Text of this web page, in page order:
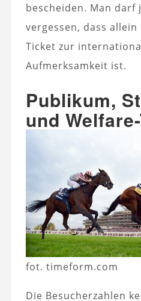
bescheiden. Man darf
vergessen, dass
Ticket zur
Aufmerksamkeit ist.
Publikum,
und
fot. timeform.com
Die Besucherzahlen